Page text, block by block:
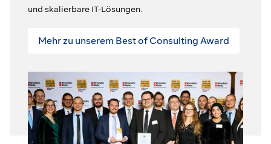
und skalierbare IT-Lösungen.
Mehr zu unserem Best of Consulting Award